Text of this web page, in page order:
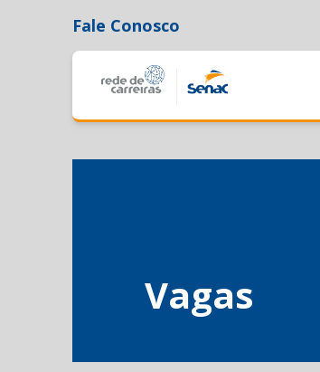
Fale Conosco
Vagas